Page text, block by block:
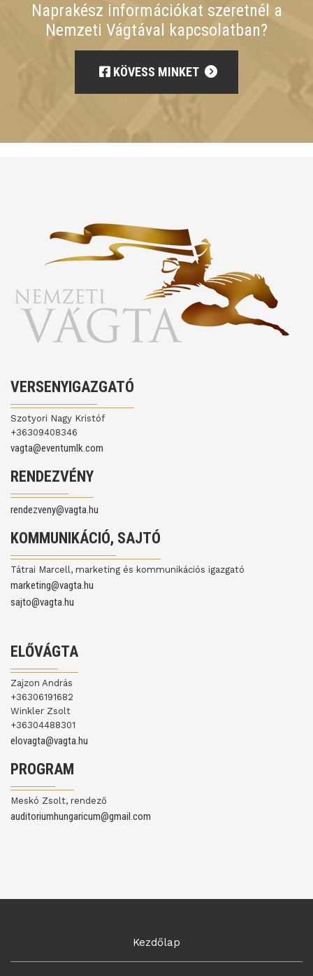
Naprakész információkat szeretnél a
Nemzeti Vágtával kapcsolatban?
KÖVESS MINKET
VERSENYIGAZGATÓ
Szotyori Nagy Kristóf
+36309408346
vagta@eventumlk.com
RENDEZVÉNY
rendezveny@vagta.hu
KOMMUNIKÁCIÓ, SAJTÓ
Tátrai Marcell, marketing és kommunikációs igazgató
marketing@vagta.hu
sajto@vagta.hu
ELŐVÁGTA
Zajzon András
+36306191682
Winkler Zsolt
+36304488301
elovagta@vagta.hu
PROGRAM
Meskó Zsolt, rendező
auditoriumhungaricum@gmail.com
Kezdőlap